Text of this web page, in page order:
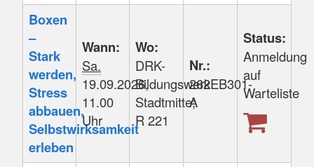
Boxen
–
Stark
werden,
Stress
abbauen,
Selbstwirksamkeit
erleben
Wann:
Sa.
19.09.2026,
11.00
Uhr
Wo:
DRK-
Bildungswerk
Stadtmitte;
R 221
Nr.:
262EB301-
A
Status:
Anmeldung
auf
Warteliste